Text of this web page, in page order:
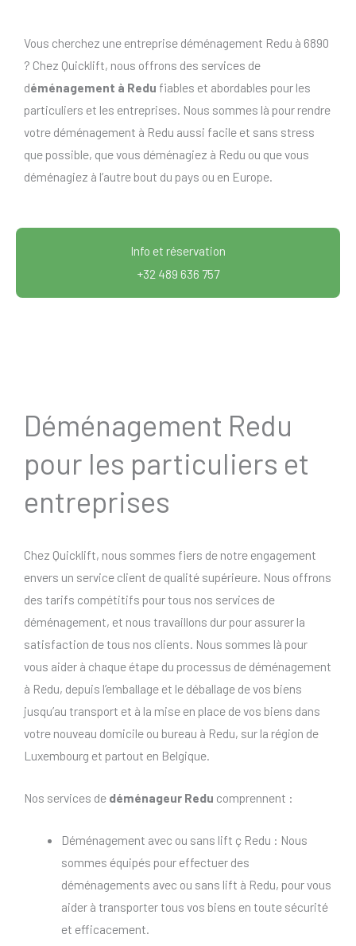
Vous cherchez une entreprise déménagement Redu à 6890
? Chez Quicklift, nous offrons des services de
déménagement à Redu fiables et abordables pour les
particuliers et les entreprises. Nous sommes là pour rendre
votre déménagement à Redu aussi facile et sans stress
que possible, que vous déménagiez à Redu ou que vous
déménagiez à l’autre bout du pays ou en Europe.
Info et réservation
+32 489 636 757
Déménagement Redu
pour les particuliers et
entreprises
Chez Quicklift, nous sommes fiers de notre engagement
envers un service client de qualité supérieure. Nous offrons
des tarifs compétitifs pour tous nos services de
déménagement, et nous travaillons dur pour assurer la
satisfaction de tous nos clients. Nous sommes là pour
vous aider à chaque étape du processus de déménagement
à Redu, depuis l’emballage et le déballage de vos biens
jusqu’au transport et à la mise en place de vos biens dans
votre nouveau domicile ou bureau à Redu, sur la région de
Luxembourg et partout en Belgique.
Nos services de déménageur Redu comprennent :
Déménagement avec ou sans lift ç Redu : Nous
sommes équipés pour effectuer des
déménagements avec ou sans lift à Redu, pour vous
aider à transporter tous vos biens en toute sécurité
et efficacement.